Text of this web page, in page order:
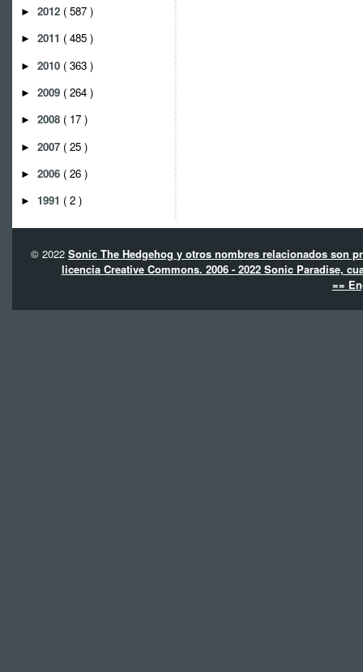
► 2012 ( 587 )
► 2011 ( 485 )
► 2010 ( 363 )
► 2009 ( 264 )
► 2008 ( 17 )
► 2007 ( 25 )
► 2006 ( 26 )
► 1991 ( 2 )
© 2022 Sonic The Hedgehog y otros nombres relacionados son
licencia Creative Commons. 2006 - 2022 Sonic Paradise,
==